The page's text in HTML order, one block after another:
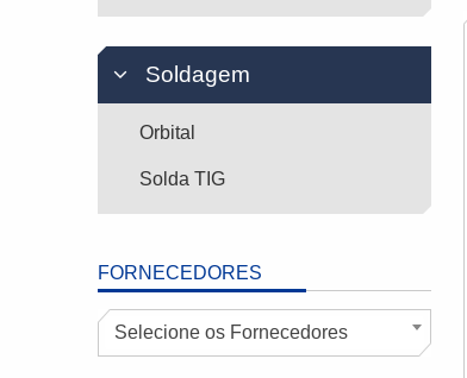
Soldagem
Orbital
Solda TIG
FORNECEDORES
Selecione os Fornecedores